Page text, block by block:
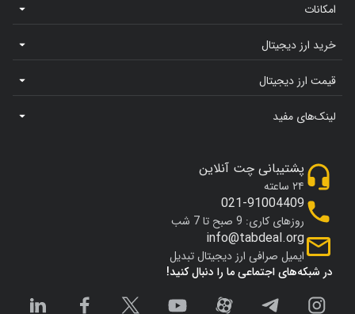
امکانات
خرید ارز دیجیتال
قیمت ارز دیجیتال
لینک‌های مفید
در شبکه‌های اجتماعی ما را دنبال کنید!
پشتیبانی چت آنلاین
۲۴ ساعته
021-91004409
روزهای کاری: 9 صبح تا 7 شب
info@tabdeal.org
ایمیل صرافی ارز دیجیتال تبدیل